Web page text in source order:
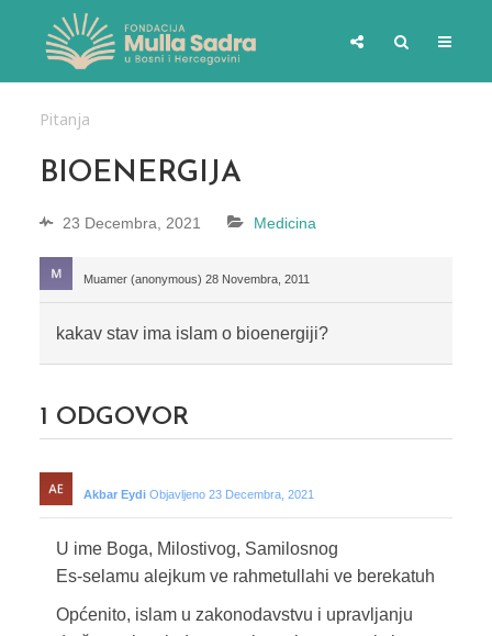
Pitanja
BIOENERGIJA
23 Decembra, 2021 Medicina
Muamer (anonymous) 28 Novembra, 2011
kakav stav ima islam o bioenergiji?
1 ODGOVOR
Akbar Eydi Objavljeno 23 Decembra, 2021
U ime Boga, Milostivog, Samilosnog
Es-selamu alejkum ve rahmetullahi ve berekatuh
Općenito, islam u zakonodavstvu i upravljanju